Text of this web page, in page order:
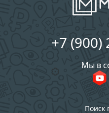
+7 (900)
Мы в
Поиск